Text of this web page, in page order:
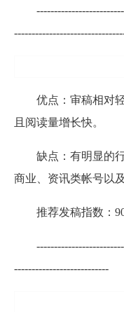
优点：审稿相对
且阅读量增长快。
缺点：有明显的
商业、资讯类帐号以
推荐发稿指数：
---------------------------